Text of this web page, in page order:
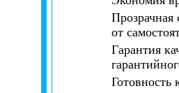
Прозрачная
от
Гарантия